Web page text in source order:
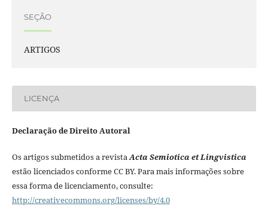
SEÇÃO
ARTIGOS
LICENÇA
Declaração de Direito Autoral
Os artigos submetidos a revistaActa Semiotica et Lingvistica
estão licenciados conforme CC BY. Para mais informações sobre
essa forma de licenciamento, consulte:
http://creativecommons.org/licenses/by/4.0